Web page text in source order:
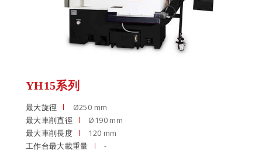
YH15系列
最大旋徑
Ø250 mm
最大車削直徑
Ø190 mm
最大車削長度
120 mm
工作台最大載重量
-